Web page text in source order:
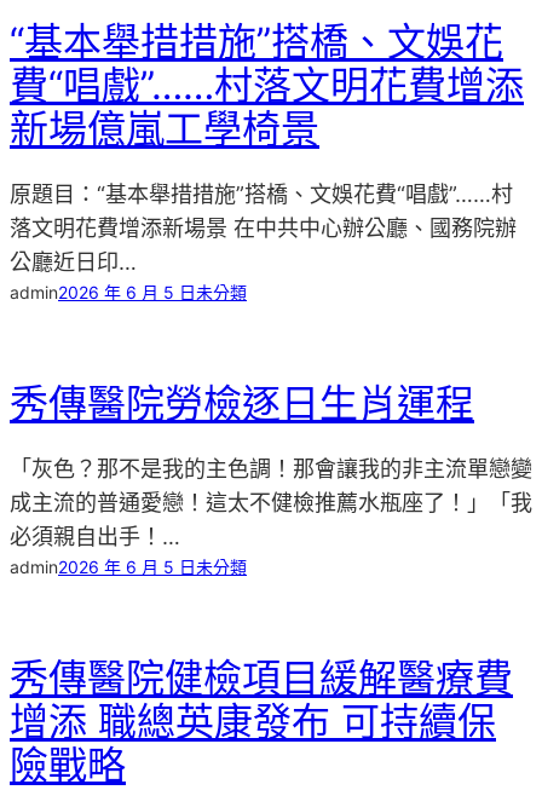
“基本舉措措施”搭橋、文娛花
費“唱戲”……村落文明花費增添
新場億嵐工學椅景
原題目：“基本舉措措施”搭橋、文娛花費“唱戲”……村
落文明花費增添新場景 在中共中心辦公廳、國務院辦
公廳近日印…
admin2026 年 6 月 5 日未分類
秀傳醫院勞檢逐日生肖運程
「灰色？那不是我的主色調！那會讓我的非主流單戀變
成主流的普通愛戀！這太不健檢推薦水瓶座了！」「我
必須親自出手！…
admin2026 年 6 月 5 日未分類
秀傳醫院健檢項目緩解醫療費
增添 職總英康發布 可持續保
險戰略